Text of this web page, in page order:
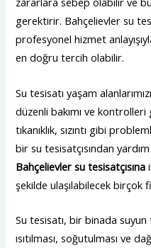
gerektirir. Bahçelievler su
profesyonel hizmet
en doğru tercih olabilir.
Su tesisatı yaşam
düzenli bakımı ve
tıkanıklık, sızıntı gibi
bir su tesisatçısından
Bahçelievler su tesisatçısına
şekilde ulaşılabilecek birçok
Su tesisatı, bir binada suyun
ısıtılması, soğutulması ve